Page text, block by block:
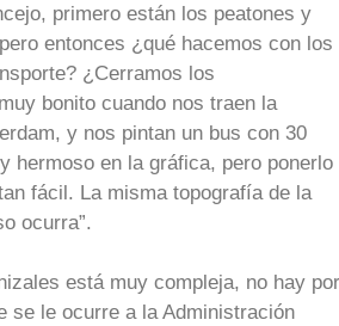
primero están los peatones y
entonces ¿qué hacemos con los
¿Cerramos los
bonito cuando nos traen la
y nos pintan un bus con 30
hermoso en la gráfica, pero ponerlo
fácil. La misma topografía de la
ocurra”.
está muy compleja, no hay por
se le ocurre a la Administración